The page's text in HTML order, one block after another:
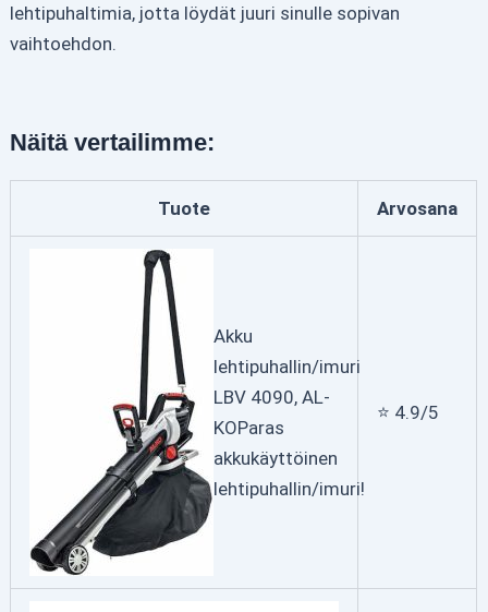
lehtipuhaltimia, jotta löydät juuri sinulle sopivan
vaihtoehdon.
Näitä vertailimme:
Tuote Arvosana
Akku
lehtipuhallin/imuri
LBV 4090, AL-
KOParas
akkukäyttöinen
lehtipuhallin/imuri!
⭐ 4.9/5